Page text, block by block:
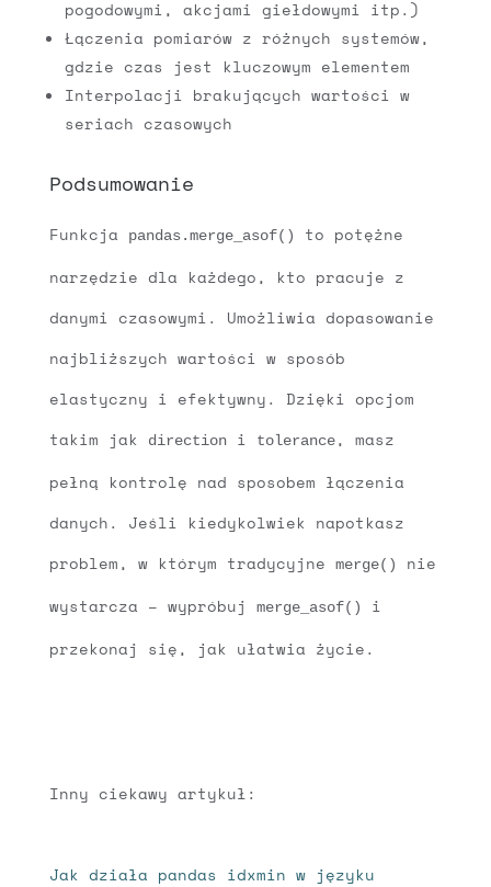
pogodowymi, akcjami giełdowymi itp.)
Łączenia pomiarów z różnych systemów,
gdzie czas jest kluczowym elementem
Interpolacji brakujących wartości w
seriach czasowych
Podsumowanie
Funkcja pandas.merge_asof()
to potężne
narzędzie dla każdego, kto pracuje z
danymi czasowymi. Umożliwia dopasowanie
najbliższych wartości w sposób
elastyczny i efektywny. Dzięki opcjom
takim jak
directioni tolerance, masz
pełną kontrolę nad sposobem łączenia
danych. Jeśli kiedykolwiek napotkasz
problem, w którym tradycyjne
merge()
nie
wystarcza – wypróbuj
merge_asof()
i
przekonaj się, jak ułatwia życie.
Inny ciekawy artykuł:
Jak działa pandas idxmin w języku